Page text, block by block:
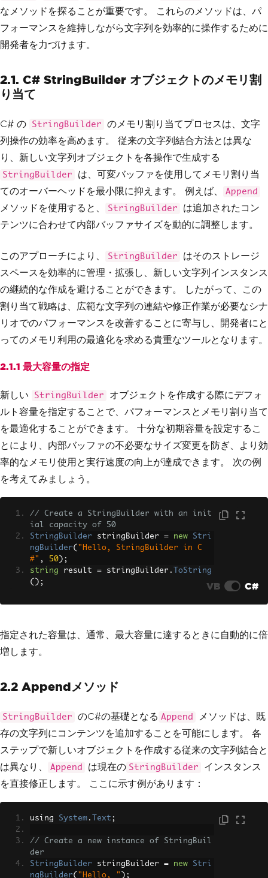
なメソッドを探ることが重要です。 これらのメソッドは、パ
フォーマンスを維持しながら文字列を効率的に操作するために
開発者を力づけます。
2.1. C# StringBuilder オブジェクトのメモリ割
り当て
C# の StringBuilder
のメモリ割り当てプロセスは、文字
列操作の効率を高めます。 従来の文字列結合方法とは異な
り、新しい文字列オブジェクトを各操作で生成する
StringBuilder
は、可変バッファを使用してメモリ割り当
てのオーバーヘッドを最小限に抑えます。 例えば、
Append
メソッドを使用すると、 StringBuilder
は追加されたコン
テンツに合わせて内部バッファサイズを動的に調整します。
このアプローチにより、 StringBuilder
はそのストレージ
スペースを効率的に管理・拡張し、新しい文字列インスタンス
の継続的な作成を避けることができます。 したがって、この
割り当て戦略は、広範な文字列の連結や修正作業が必要なシナ
リオでのパフォーマンスを改善することに寄与し、開発者にと
ってのメモリ利用の最適化を求める貴重なツールとなります。
2.1.1 最大容量の指定
新しい StringBuilder
オブジェクトを作成する際にデフォ
ルト容量を指定することで、パフォーマンスとメモリ割り当て
を最適化することができます。 十分な初期容量を設定するこ
とにより、内部バッファの不必要なサイズ変更を防ぎ、より効
率的なメモリ使用と実行速度の向上が達成できます。 次の例
を考えてみましょう。
// Create a StringBuilder with an init
ial capacity of 50
StringBuilder stringBuilder = new
Stri
ngBuilder( "Hello, StringBuilder in C
#" , 50 );
string result = stringBuilder .
ToString
();
VB C#
指定された容量は、通常、最大容量に達するときに自動的に倍
増します。
2.2 Appendメソッド
StringBuilder のC#の基礎となる Append
メソッドは、既
存の文字列にコンテンツを追加することを可能にします。 各
ステップで新しいオブジェクトを作成する従来の文字列結合と
は異なり、
Append は現在の StringBuilder
インスタンス
を直接修正します。 ここに示す例があります：
using System . Text ;
// Create a new instance of StringBuil
der
StringBuilder stringBuilder = new
Stri
ngBuilder( "Hello, " );